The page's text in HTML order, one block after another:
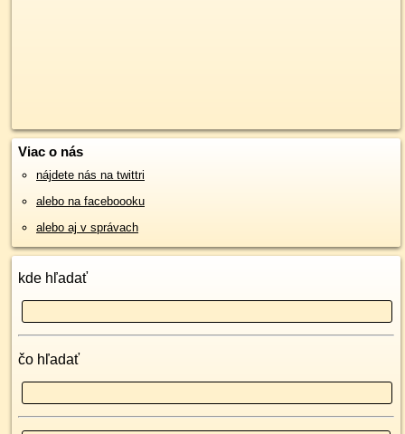
Viac o nás
nájdete nás na twittri
alebo na faceboooku
alebo aj v správach
kde hľadať
čo hľadať